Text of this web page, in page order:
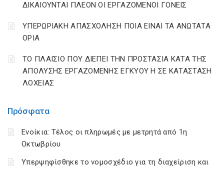
Πρόσφατα
Ενοίκια: Τέλος οι πληρωμές με μετρητά από 1η
Οκτωβρίου
Υπερψηφίσθηκε το νομοσχέδιο για τη διαχείριση και
ΔΙΚΑΙΟΥΝΤΑΙ ΠΛΕΟΝ ΟΙ ΕΡΓΑΖΟΜΕΝΟΙ ΓΟΝΕΙΣ
ΥΠΕΡΩΡΙΑΚΗ ΑΠΑΣΧΟΛΗΣΗ ΠΟΙΑ ΕΙΝΑΙ ΤΑ ΑΝΩΤΑΤΑ
ΟΡΙΑ
ΤΟ ΠΛΑΙΣΙΟ ΠΟΥ ΔΙΕΠΕΙ ΤΗΝ ΠΡΟΣΤΑΣΙΑ ΚΑΤΑ ΤΗΣ
ΑΠΟΛΥΣΗΣ ΕΡΓΑΖΟΜΕΝΗΣ ΕΓΚΥΟΥ Η ΣΕ ΚΑΤΑΣΤΑΣΗ
ΛΟΧΕΙΑΣ